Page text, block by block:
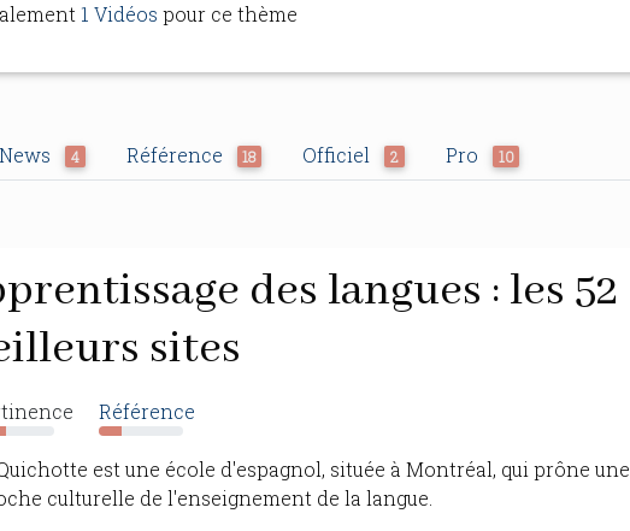
1 Vidéos pour ce thème
News 4 Référence 18 Officiel 2 Pro 10
des langues : les 52
sites
Référence
28%
est une école d'espagnol, située à Montréal, qui prône une
culturelle de l'enseignement de la langue.